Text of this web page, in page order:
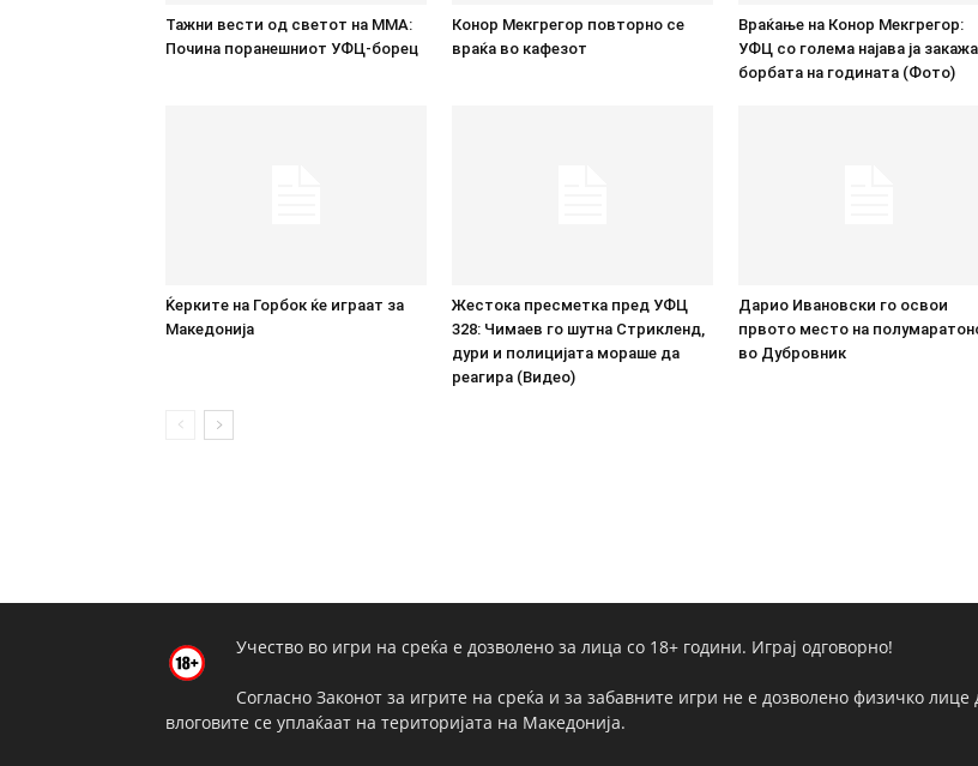
Тажни вести од светот на ММА:
Почина поранешниот УФЦ-борец
Конор Мекгрегор повторно се
враќа во кафезот
Враќање на Конор Мекгрегор:
УФЦ со голема најава ја закажа
борбата на годината (Фото)
Ќерките на Горбок ќе играат за
Македонија
Жестока пресметка пред УФЦ
328: Чимаев го шутна Стрикленд,
дури и полицијата мораше да
реагира (Видео)
Дарио Ивановски го освои
првото место на
во Дубровник
Учество во игри на среќа е дозволено за лица со 18+ години. Играј одговорно!
Согласно Законот за игрите на среќа и за забавните игри не е дозволено физичко лице
влоговите се уплаќаат на територијата на Македонија.